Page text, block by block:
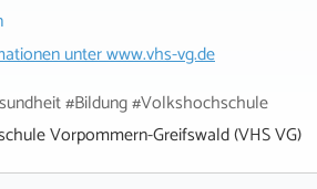
unterwww.vhs-vg.de
#Bildung #Volkshochschule
Vorpommern-Greifswald (VHS VG)